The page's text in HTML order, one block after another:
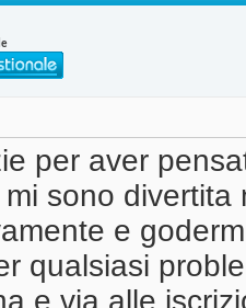
per aver
sono
e
qualsiasi